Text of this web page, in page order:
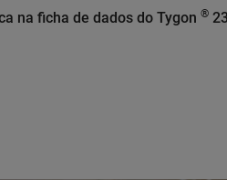
na ficha de dados do Tygon ®